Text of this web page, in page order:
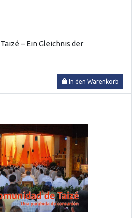
– Ein Gleichnis der
In den Warenkorb